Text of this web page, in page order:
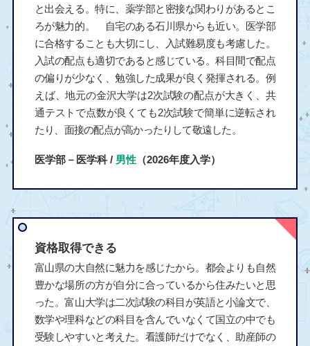
と出会える。特に、薬学部と密接な関わりがあるとこ
ろが魅力的。 自宅のある石川県からも近い。医学部
に合格することも大切にし、入試難易度も考慮した。
入試の配点も適切であると感じている。科目間で配点
の偏りが少なく、勉強した成果が良く発揮される。例
えば、地元の金沢大学は2次試験の配点が大きく、共
通テストで点数が良くても2次試験で簡単に逆転され
たり、面接の配点が高かったりして敬遠した。
医学部－医学科 / 男性（2026年度入学）
資格取得できる
富山県の大自然に魅力を感じたから。都会よりも自然
豊かな場所の方が自分に合っているから住みたいと思
った。富山大学は二次試験の科目が英語と小論文で、
数学や理科などの科目を含んでいなくて国立の中でも
受験しやすいと考えた。看護師だけでなく、助産師の